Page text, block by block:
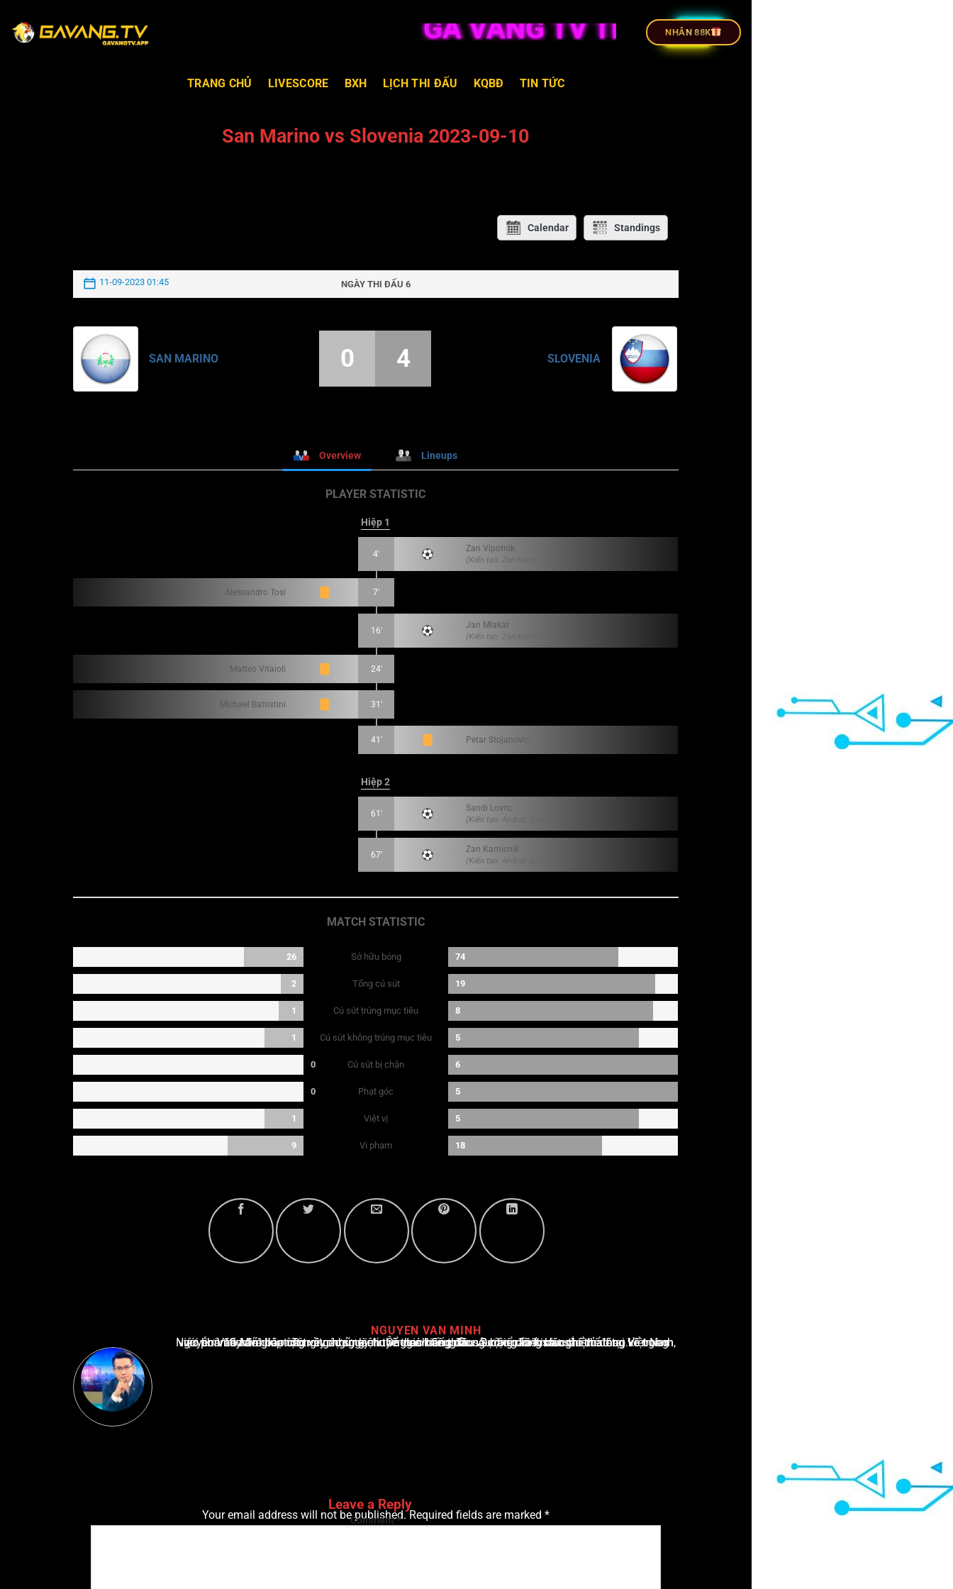
GÀ VÀNG TV TRỰC TIẾP BÓNG ĐÁ
NHÂN 88K
TRANG CHỦ LIVESCORE BXH LỊCH THI ĐẤU KQBĐ TIN TỨC
San Marino vs Slovenia 2023-09-10
Calendar Standings
11-09-2023 01:45 NGÀY THI ĐẤU 6
SAN MARINO SLOVENIA
0 4
Overview Lineups
PLAYER STATISTIC
Hiệp 1
4'
Zan Vipotnik
(Kiến tạo: Zan Karnicnik)
Alessandro Tosi 7'
16'
Jan Mlakar
(Kiến tạo: Zan Karnicnik)
Matteo Vitaioli 24'
Michael Battistini 31'
41' Petar Stojanovic
Hiệp 2
61'
Sandi Lovric
(Kiến tạo: Andraz Sporar)
67'
Zan Karnicnik
(Kiến tạo: Andraz Sporar)
MATCH STATISTIC
26 Sở hữu bóng 74
2 Tổng cú sút 19
1 Cú sút trúng mục tiêu 8
1 Cú sút không trúng mục tiêu 5
0 Cú sút bị chặn 6
0 Phạt góc 5
1 Việt vị 5
9 Vi phạm 18
NGUYEN VAN MINH
Nguyễn Văn Minh là một trong những chuyên gia hàng đầu về báo cáo tin tức thể thao tại Việt Nam, với hơn 10 năm hoạt động trong ngành. Ông có kiến thức sâu rộng và kinh nghiệm đáng kể trong việc phân tích và báo cáo về các sự kiện thể thao hàng đầu. Sự hiểu biết sâu sắc của ông về ngành này đã giúp ông xây dựng uy tín và danh tiếng trong cộng đồng báo chí thể thao.
Leave a Reply
Your email address will not be published. Required fields are marked *
Comment*